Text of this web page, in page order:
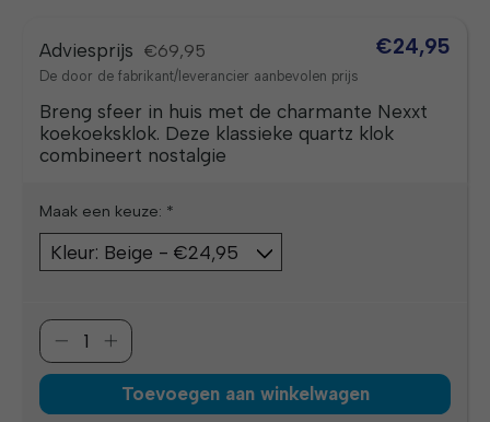
Adviesprijs €69,95
De door de fabrikant/leverancier aanbevolen prijs
€24,95
Breng sfeer in huis met de charmante Nexxt
koekoeksklok. Deze klassieke quartz klok
combineert nostalgie
Maak een keuze: *
Toevoegen aan winkelwagen